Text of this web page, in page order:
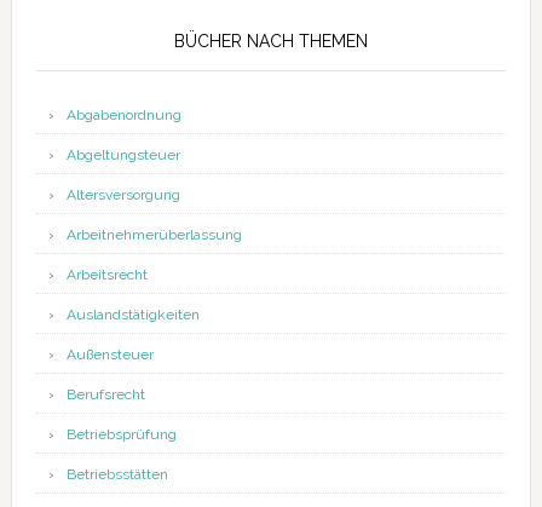
BÜCHER NACH THEMEN
Abgabenordnung
Abgeltungsteuer
Altersversorgung
Arbeitnehmerüberlassung
Arbeitsrecht
Auslandstätigkeiten
Außensteuer
Berufsrecht
Betriebsprüfung
Betriebsstätten